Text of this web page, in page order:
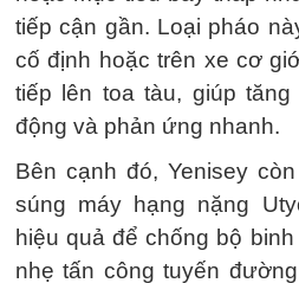
tiếp cận gần. Loại pháo
cố định hoặc trên xe cơ
tiếp lên toa tàu, giúp
động và phản ứng nhanh.
Bên cạnh đó, Yenisey
súng máy hạng nặng
hiệu quả để chống bộ
nhẹ tấn công tuyến